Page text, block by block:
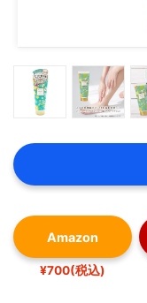
Amazon
¥700(税込)